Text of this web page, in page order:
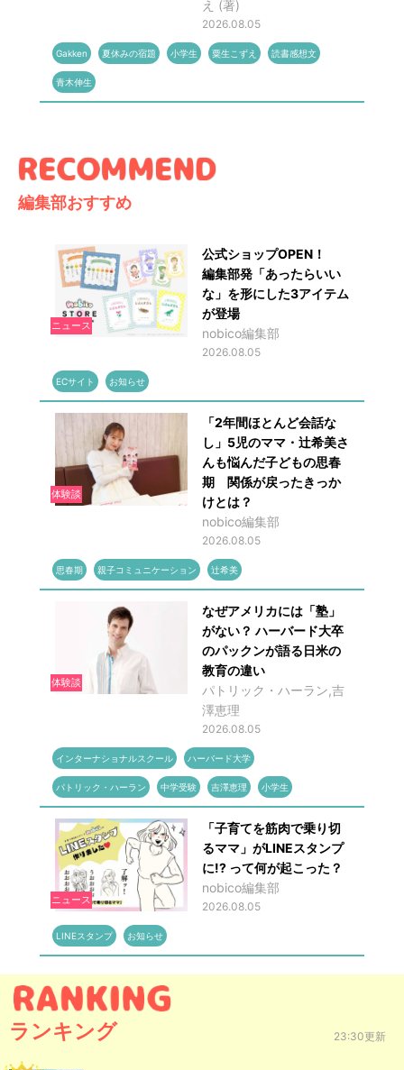
え (著)
2026.08.05
Gakken 夏休みの宿題 小学生 粟生こずえ 読書感想文
青木伸生
編集部おすすめ
ニュース
公式ショップOPEN！
編集部発「あったらいい
な」を形にした3アイテム
が登場
nobico編集部
2026.08.05
ECサイト お知らせ
体験談
「2年間ほとんど会話な
し」5児のママ・辻希美さ
んも悩んだ子どもの思春
期 関係が戻ったきっか
けとは？
nobico編集部
2026.08.05
思春期 親子コミュニケーション 辻希美
体験談
なぜアメリカには「塾」
がない？ ハーバード大卒
のパックンが語る日米の
教育の違い
パトリック・ハーラン,吉
澤恵理
2026.08.05
インターナショナルスクール ハーバード大学
パトリック・ハーラン 中学受験 吉澤恵理 小学生
ニュース
「子育てを筋肉で乗り切
るママ」がLINEスタンプ
に!? って何が起こった？
nobico編集部
2026.08.05
LINEスタンプ お知らせ
ランキング 23:30更新